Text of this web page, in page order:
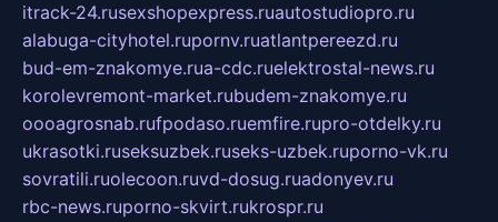
itrack-24.rusexshopexpress.ruautostudiopro.ru
alabuga-cityhotel.rupornv.ruatlantpereezd.ru
bud-em-znakomye.rua-cdc.ruelektrostal-news.ru
korolevremont-market.rubudem-znakomye.ru
oooagrosnab.rufpodaso.ruemfire.rupro-otdelky.ru
ukrasotki.ruseksuzbek.ruseks-uzbek.ruporno-vk.ru
sovratili.ruolecoon.ruvd-dosug.ruadonyev.ru
rbc-news.ruporno-skvirt.rukrospr.ru